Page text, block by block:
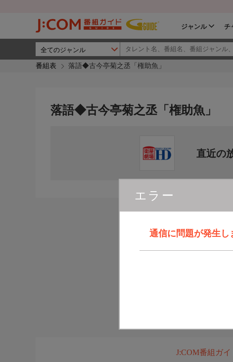
ジャンル チ
番組表 落語◆古今亭菊之丞「権助魚」
エラー
通信に問題が発生
落語◆古今亭菊之丞「権助魚」
直近の
J:COM番組ガ